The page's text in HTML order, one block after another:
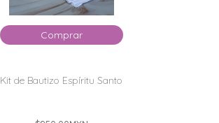
Comprar
Kit de Bautizo Espíritu Santo